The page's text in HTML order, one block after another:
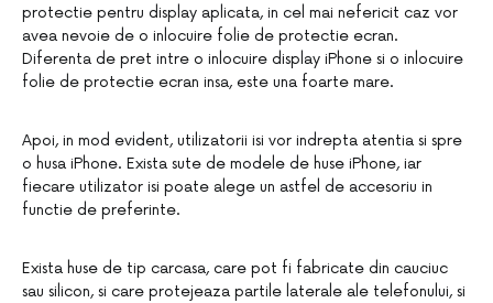
protectie pentru display aplicata, in cel mai nefericit caz vor
avea nevoie de o inlocuire folie de protectie ecran.
Diferenta de pret intre o inlocuire display iPhone si o inlocuire
folie de protectie ecran insa, este una foarte mare.
Apoi, in mod evident, utilizatorii isi vor indrepta atentia si spre
o husa iPhone. Exista sute de modele de huse iPhone, iar
fiecare utilizator isi poate alege un astfel de accesoriu in
functie de preferinte.
Exista huse de tip carcasa, care pot fi fabricate din cauciuc
sau silicon, si care protejeaza partile laterale ale telefonului, si